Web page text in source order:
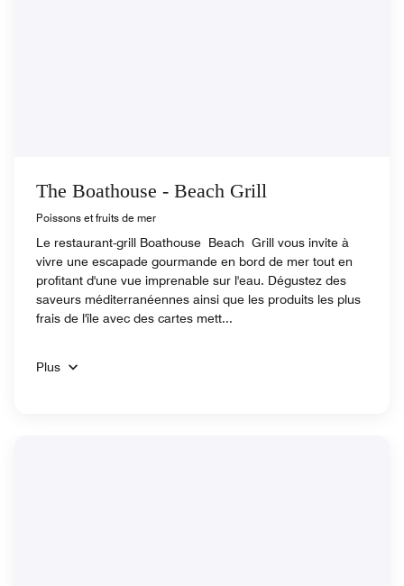
The Boathouse - Beach Grill
Poissons et fruits de mer
Le restaurant-grill Boathouse Beach Grill vous invite à
vivre une escapade gourmande en bord de mer tout en
profitant d'une vue imprenable sur l'eau. Dégustez des
saveurs méditerranéennes ainsi que les produits les plus
frais de l'île avec des cartes mett...
Plus